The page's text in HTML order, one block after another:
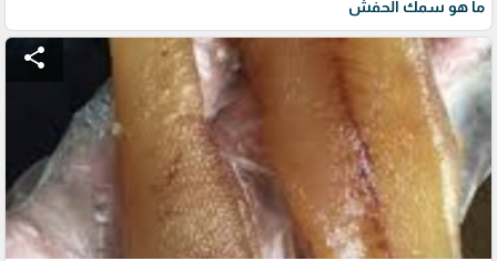
ما هو سمك الحفش
share